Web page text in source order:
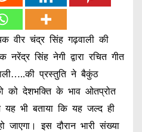
वीर चंद्र सिंह गढ़वाली की
नरेंद्र सिंह नेगी द्वारा रचित गीत
प्रस्तुति ने बैकुंठ
को देशभक्ति के भाव ओतप्रोत
भी बताया कि यह जल्द ही
इस दौरान भारी संख्या